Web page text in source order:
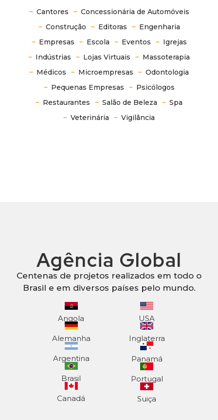
Cantores
Concessionária de Automóveis
Construção
Editoras
Engenharia
Empresas
Escola Eventos
Igrejas
Indústrias
Lojas Virtuais
Massoterapia
Médicos
Microempresas
Odontologia
Pequenas Empresas
Psicólogos
Restaurantes
Salão de Beleza
Spa
Veterinária
Vigilância
Agência Global
Centenas de projetos realizados em todo o
Brasil e em diversos países pelo mundo.
Angola
Alemanha
Argentina
Brasil
Canadá
USA
Inglaterra
Panamá
Portugal
Suiça